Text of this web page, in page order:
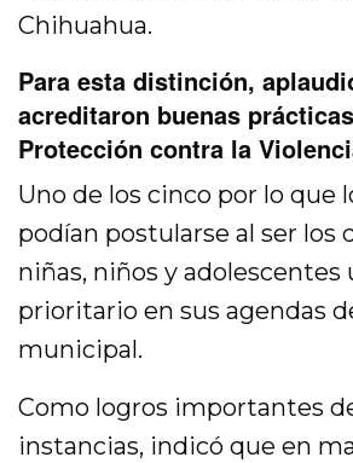
Chihuahua.
Para esta distinción,
acreditaron buenas
Protección contra la
Uno de los cinco por lo que
podían postularse al ser los
niñas, niños y adolescentes
prioritario en sus agendas
municipal.
Como logros importantes
instancias, indicó que en